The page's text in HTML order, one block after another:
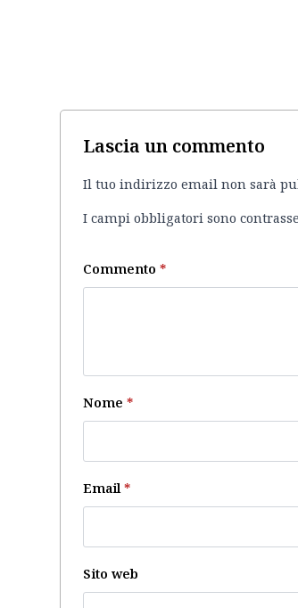
Lascia un commento
Il tuo indirizzo email non sarà
I campi obbligatori sono
Commento *
Nome *
Email *
Sito web